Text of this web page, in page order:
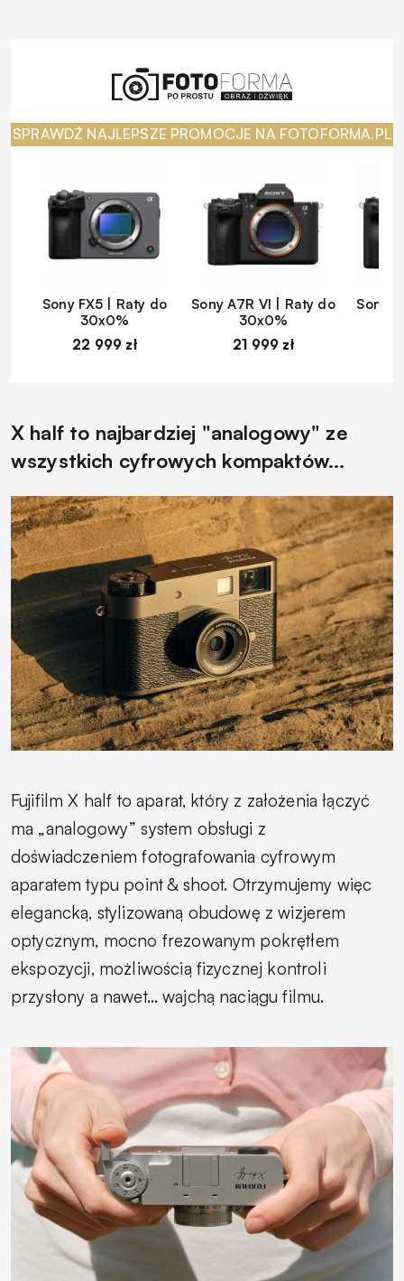
SPRAWDŹ NAJLEPSZE PROMOCJE NA FOTOFORMA.PL
Sony FX5 | Raty do
30x0%
22 999 zł
Sony A7R VI | Raty do
30x0%
21 999 zł
Sony
X half to najbardziej "analogowy" ze
wszystkich cyfrowych kompaktów...
Fujifilm X half to aparat, który z założenia łączyć
ma „analogowy” system obsługi z
doświadczeniem fotografowania cyfrowym
aparatem typu point & shoot. Otrzymujemy więc
elegancką, stylizowaną obudowę z wizjerem
optycznym, mocno frezowanym pokrętłem
ekspozycji, możliwością fizycznej kontroli
przysłony a nawet… wajchą naciągu filmu.